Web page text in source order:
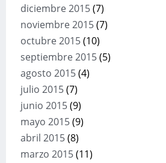
diciembre 2015(7)
noviembre 2015(7)
octubre 2015(10)
septiembre 2015(5)
agosto 2015(4)
julio 2015(7)
junio 2015(9)
mayo 2015(9)
abril 2015(8)
marzo 2015(11)